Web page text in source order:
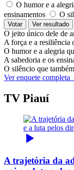
O humor e a
ensinamentos
O
Votar Ver resultado
O jeito único dele de
A força e a resiliência
O humor e a alegria
A sabedoria e os
O silêncio que
Ver enquete completa
TV Piauí
A trajetória da